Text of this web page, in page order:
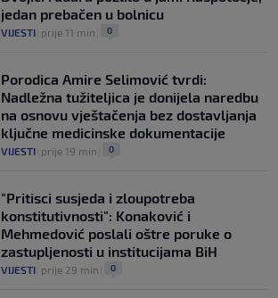
saveza, ali i jednu kritiku
NOGOMET |prije 4 h | 0
jedan prebačen u bolnicu
VIJESTI prije 11 min 0
Porodica Amire Selimović tvrdi:
Nadležna tužiteljica je donijela naredbu
na osnovu vještačenja bez dostavljanja
ključne medicinske dokumentacije
VIJESTI prije 19 min 0
"Pritisci susjeda i zloupotreba
konstitutivnosti": Konaković i
Mehmedović poslali oštre poruke o
zastupljenosti u institucijama BiH
VIJESTI prije 29 min 0